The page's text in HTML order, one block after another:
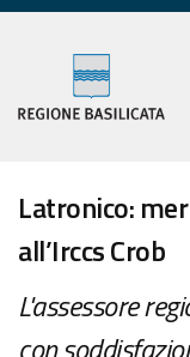
Latronico:
all’Irccs Crob
L'assessore